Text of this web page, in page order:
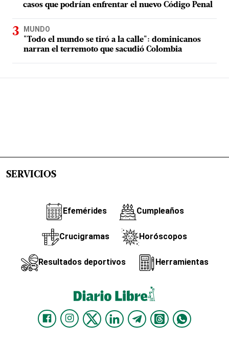
casos que podrían enfrentar el nuevo Código Penal
MUNDO
"Todo el mundo se tiró a la calle": dominicanos
narran el terremoto que sacudió Colombia
SERVICIOS
Efemérides Cumpleaños
Crucigramas Horóscopos
Resultados deportivos Herramientas